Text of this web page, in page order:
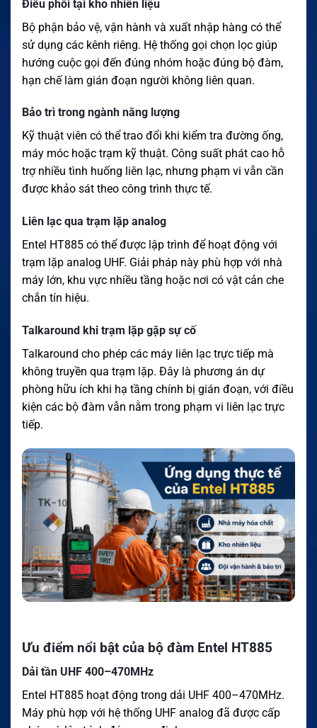
Điều phối tại kho nhiên liệu
Bộ phận bảo vệ, vận hành và xuất nhập hàng có thể
sử dụng các kênh riêng. Hệ thống gọi chọn lọc giúp
hướng cuộc gọi đến đúng nhóm hoặc đúng bộ đàm,
hạn chế làm gián đoạn người không liên quan.
Bảo trì trong ngành năng lượng
Kỹ thuật viên có thể trao đổi khi kiểm tra đường ống,
máy móc hoặc trạm kỹ thuật. Công suất phát cao hỗ
trợ nhiều tình huống liên lạc, nhưng phạm vi vẫn cần
được khảo sát theo công trình thực tế.
Liên lạc qua trạm lặp analog
Entel HT885 có thể được lập trình để hoạt động với
trạm lặp analog UHF. Giải pháp này phù hợp với nhà
máy lớn, khu vực nhiều tầng hoặc nơi có vật cản che
chắn tín hiệu.
Talkaround khi trạm lặp gặp sự cố
Talkaround cho phép các máy liên lạc trực tiếp mà
không truyền qua trạm lặp. Đây là phương án dự
phòng hữu ích khi hạ tầng chính bị gián đoạn, với điều
kiện các bộ đàm vẫn nằm trong phạm vi liên lạc trực
tiếp.
Ưu điểm nổi bật của bộ đàm Entel HT885
Dải tần UHF 400–470MHz
Entel HT885 hoạt động trong dải UHF 400–470MHz.
Máy phù hợp với hệ thống UHF analog đã được cấp